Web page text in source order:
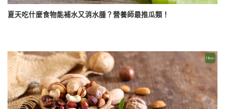
夏天吃什麼食物能補水又消水腫？營養師最推瓜類！